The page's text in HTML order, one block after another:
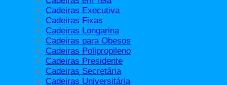
Cadeiras Executiva
Cadeiras Fixas
Cadeiras Longarina
Cadeiras para Obesos
Cadeiras Polipropileno
Cadeiras Presidente
Cadeiras Secretária
Cadeiras Universitária
Móveis Hospitalares
Móveis para Escritório
Armários
Balcões para Recepção
Banquetas
Estantes
Mesas de Escritório
Mesas de Reunião